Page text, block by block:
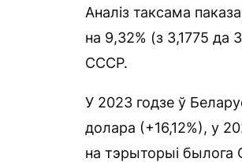
Аналіз таксама
на 9,32% (з 3,1775 да
СССР.
У 2023 годзе ў
долара (+16,12%), у
на тэрыторыі